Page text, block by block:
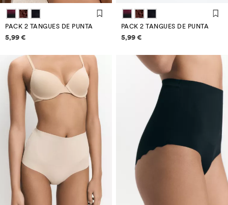
PACK 2 TANGUES DE PUNTA
Informació de preus
5,99 €
PACK 2 TANGUES DE PUNTA
Informació de preus
5,99 €